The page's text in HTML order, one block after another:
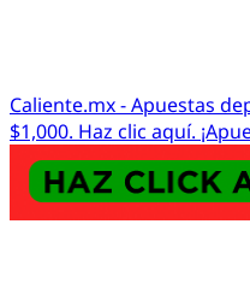
Caliente.mx - Apuestas
$1,000. Haz clic aquí.